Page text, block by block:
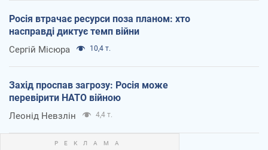
Росія втрачає ресурси поза планом: хто
насправді диктує темп війни
Сергій Місюра 10,4 т.
Захід проспав загрозу: Росія може
перевірити НАТО війною
Леонід Невзлін 4,4 т.